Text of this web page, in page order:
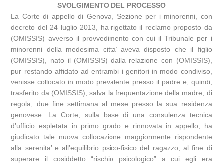
SVOLGIMENTO DEL PROCESSO
La Corte di appello di Genova, Sezione per i minorenni, con
decreto del 24 luglio 2013, ha rigettato il reclamo proposto da
(OMISSIS) avverso il provvedimento con cui il Tribunale per i
minorenni della medesima citta’ aveva disposto che il figlio
(OMISSIS), nato il (OMISSIS) dalla relazione con (OMISSIS),
pur restando affidato ad entrambi i genitori in modo condiviso,
venisse collocato in modo prevalente presso il padre e, quindi,
trasferito da (OMISSIS), salva la frequentazione della madre, di
regola, due fine settimana al mese presso la sua residenza
genovese. La Corte, sulla base di una consulenza tecnica
d’ufficio espletata in primo grado e rinnovata in appello, ha
giudicato tale nuova collocazione maggiormente rispondente
alla serenita’ e all’equilibrio psico-fisico del ragazzo, al fine di
superare il cosiddetto “rischio psicologico” a cui egli era